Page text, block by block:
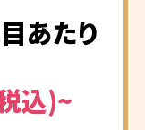
あたり
込)~